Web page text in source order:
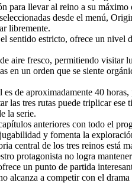
para llevar al reino a su máximo
desde el menú,
libremente.
sentido estricto, ofrece un nivel
aire fresco, permitiendo visitar
en un orden que se siente
de aproximadamente 40 horas,
las tres rutas puede triplicar
la serie.
anteriores con todo el
y fomenta la
central de los tres reinos está
protagonista no logra
un punto de partida
alcanza a competir con el